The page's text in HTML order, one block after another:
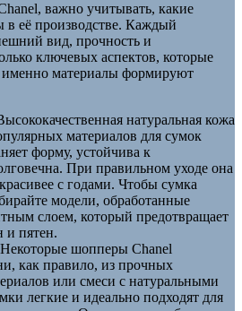
важно учитывать, какие
в её производстве. Каждый
вид, прочность и
ключевых аспектов, которые
именно материалы формируют
натуральная кожа
материалов для сумок
форму, устойчива к
При правильном уходе она
с годами. Чтобы сумка
модели, обработанные
слоем, который предотвращает
и пятен.
Некоторые шопперы Chanel
как правило, из прочных
или смеси с натуральными
легкие и идеально подходят для